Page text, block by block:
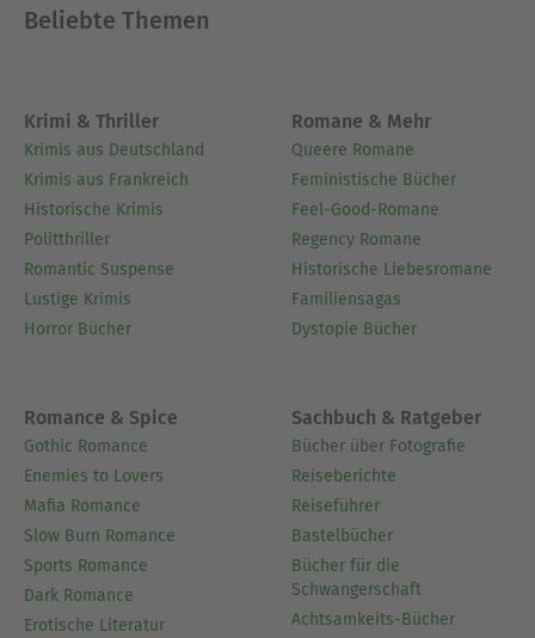
Beliebte Themen
Krimi & Thriller
Krimis aus Deutschland
Krimis aus Frankreich
Historische Krimis
Politthriller
Romantic Suspense
Lustige Krimis
Horror Bücher
Romane & Mehr
Queere Romane
Feministische Bücher
Feel-Good-Romane
Regency Romane
Historische Liebesromane
Familiensagas
Dystopie Bücher
Romance & Spice
Gothic Romance
Enemies to Lovers
Mafia Romance
Slow Burn Romance
Sports Romance
Dark Romance
Erotische Literatur
Sachbuch & Ratgeber
Bücher über Fotografie
Reiseberichte
Reiseführer
Bastelbücher
Bücher für die
Schwangerschaft
Achtsamkeits-Bücher